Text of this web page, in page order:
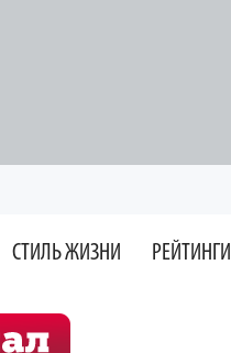
СТИЛЬ ЖИЗНИ РЕЙТИНГИ